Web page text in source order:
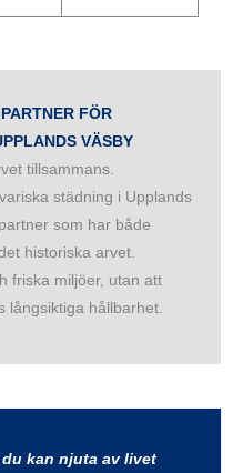
FÖR
VÄSBY
tillsammans.
städning i Upplands
som har både
historiska arvet.
friska miljöer, utan att
långsiktiga hållbarhet.
kan njuta av livet